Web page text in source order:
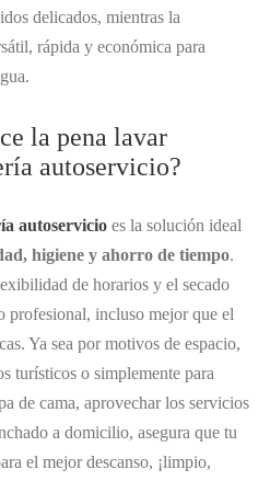
delicados, mientras la
rápida y económica para
la pena lavar
autoservicio?
autoservicio es la solución ideal
higiene y ahorro de tiempo.
de horarios y el secado
profesional, incluso mejor que el
Ya sea por motivos de espacio,
turísticos o simplemente para
de cama, aprovechar los servicios
a domicilio, asegura que tu
el mejor descanso, ¡limpio,